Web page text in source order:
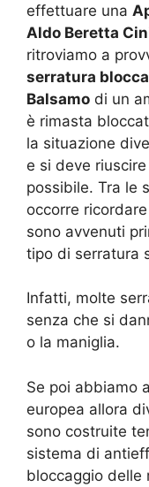
effettuare una
Aldo Beretta
ritroviamo a
serratura
Balsamo di un
è rimasta
la situazione
e si deve
possibile. Tra le
occorre
sono avvenuti
tipo di serratura
Infatti, molte
senza che si
o la maniglia.
Se poi abbiamo
europea allora
sono costruite
sistema di
bloccaggio delle